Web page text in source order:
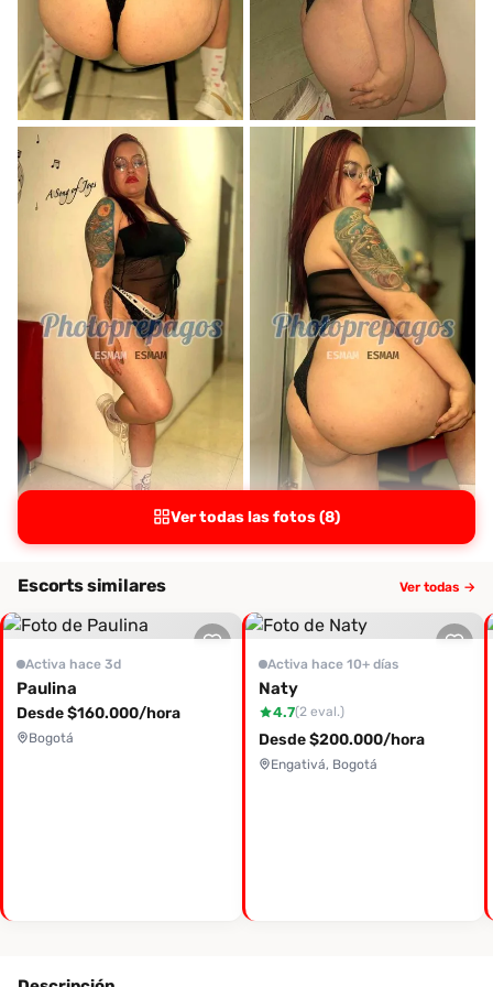
Ver todas las fotos (8)
Escorts similares Ver todas →
Activa hace 3d
Paulina
Desde $160.000/hora
Bogotá
Activa hace 10+ días
Naty
4.7(2 eval.)
Desde $200.000/hora
Engativá, Bogotá